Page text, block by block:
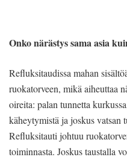
Onko närästys sama asia
Refluksitaudissa mahan
ruokatorveen, mikä aiheuttaa
oireita: palan tunnetta
käheytymistä ja joskus vatsan
Refluksitauti johtuu
toiminnasta. Joskus taustalla